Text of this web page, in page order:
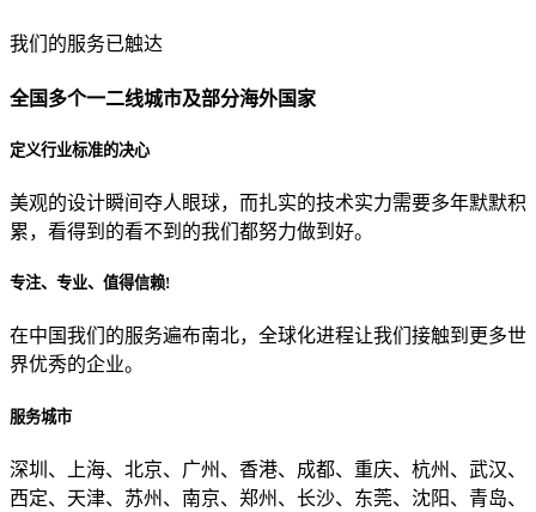
贵公司预算范围是？
贵公司的团队规模是？
目前主要的营销渠道是？
我们的服务已触达
全国多个一二线城市及部分海外国家
定义行业标准的决心
美观的设计瞬间夺人眼球，而扎实的技术实力需要多年默默积
累，看得到的看不到的我们都努力做到好。
专注、专业、值得信赖!
在中国我们的服务遍布南北，全球化进程让我们接触到更多世
界优秀的企业。
服务城市
深圳、上海、北京、广州、香港、成都、重庆、杭州、武汉、
西定、天津、苏州、南京、郑州、长沙、东莞、沈阳、青岛、